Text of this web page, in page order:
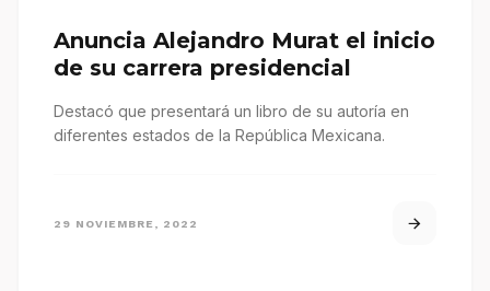
Anuncia Alejandro Murat el inicio
de su carrera presidencial
Destacó que presentará un libro de su autoría en
diferentes estados de la República Mexicana.
29 NOVIEMBRE, 2022